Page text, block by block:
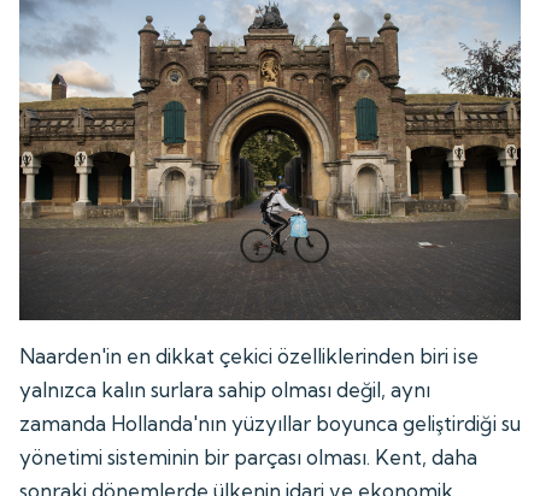
Naarden'in en dikkat çekici özelliklerinden biri ise
yalnızca kalın surlara sahip olması değil, aynı
zamanda Hollanda'nın yüzyıllar boyunca geliştirdiği su
yönetimi sisteminin bir parçası olması. Kent, daha
sonraki dönemlerde ülkenin idari ve ekonomik